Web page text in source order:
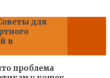
для
в
проблема